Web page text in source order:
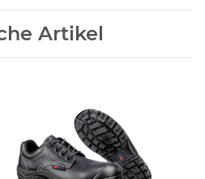
Artikel